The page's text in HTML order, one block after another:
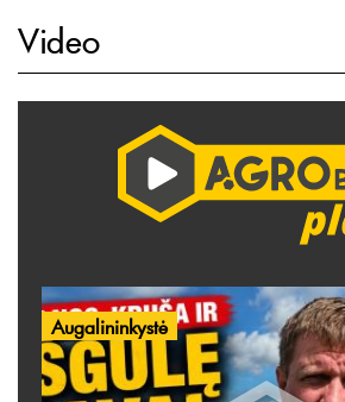
Video
Augalininkystė